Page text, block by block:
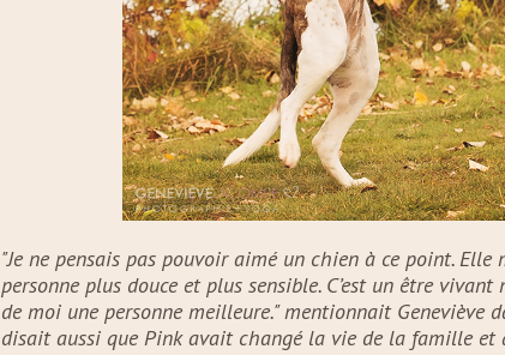
"Je ne pensais pas pouvoir aimé un chien à ce point. Elle
personne plus douce et plus sensible. C’est un être
de moi une personne meilleure." mentionnait Geneviève
disait aussi que Pink avait changé la vie de la famille et